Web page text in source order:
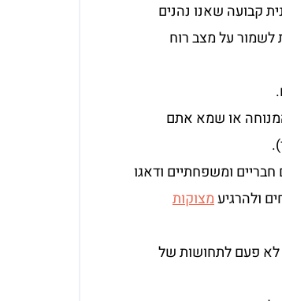
קבועה שאנו נהנים
לשמור על מצב רוח
או שמא אתם
ומשפחתיים ודאגו
ולהרגיעמצוקות
לא פעם לתחושות של